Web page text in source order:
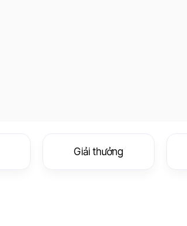
Giải thưởng